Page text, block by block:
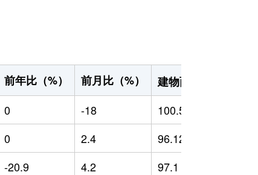
前年比（%） 前月比（%） 建物面積（m
0 -18 100.5
0 2.4 96.12
-20.9 4.2 97.1